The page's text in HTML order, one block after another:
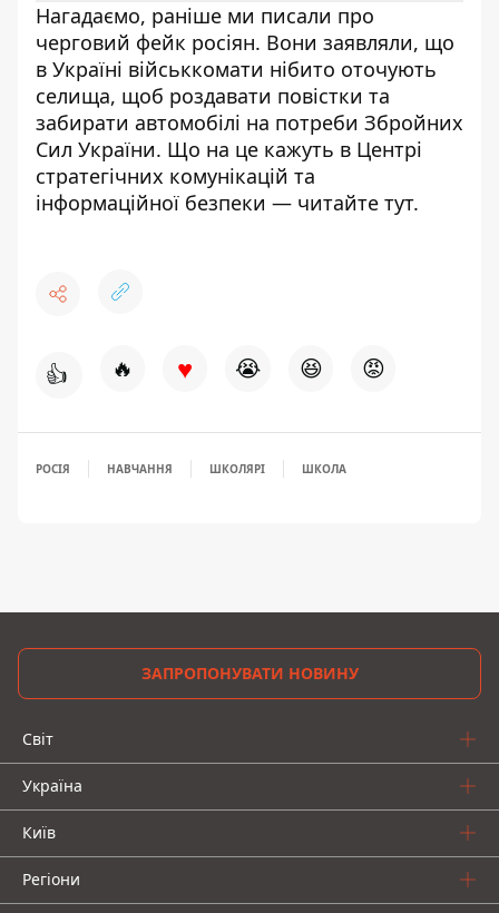
Нагадаємо, раніше ми писали про
черговий фейк росіян. Вони заявляли, що
в Україні військкомати нібито оточують
селища, щоб роздавати повістки та
забирати автомобілі на потреби Збройних
Сил України. Що на це кажуть в Центрі
стратегічних комунікацій та
інформаційної безпеки — читайте тут.
👍 🔥 ♥ 😭 😆 😡
РОСІЯ НАВЧАННЯ ШКОЛЯРІ ШКОЛА
ЗАПРОПОНУВАТИ НОВИНУ
Світ
Україна
Київ
Регіони